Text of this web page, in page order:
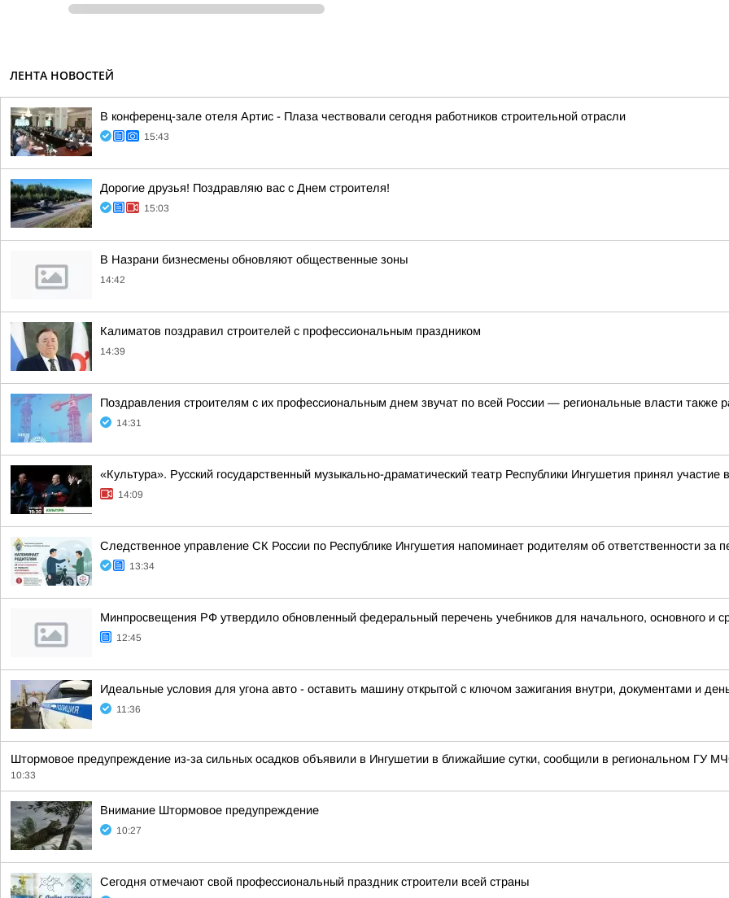
ЛЕНТА НОВОСТЕЙ
В конференц-зале отеля Артис - Плаза чествовали сегодня работников строительной отрасли
15:43
Дорогие друзья! Поздравляю вас с Днем строителя!
15:03
В Назрани бизнесмены обновляют общественные зоны
14:42
Калиматов поздравил строителей с профессиональным праздником
14:39
Поздравления строителям с их профессиональным днем звучат по всей России — региональные власти также
14:31
«Культура». Русский государственный музыкально-драматический театр Республики Ингушетия принял
14:09
Следственное управление СК России по Республике Ингушетия напоминает родителям об ответственности за
13:34
Минпросвещения РФ утвердило обновленный федеральный перечень учебников для начального, основного и
12:45
Идеальные условия для угона авто - оставить машину открытой с ключом зажигания внутри, документами и
11:36
Штормовое предупреждение из-за сильных осадков объявили в Ингушетии в ближайшие сутки, сообщили в региональном ГУ
10:33
Внимание Штормовое предупреждение
10:27
Сегодня отмечают свой профессиональный праздник строители всей страны